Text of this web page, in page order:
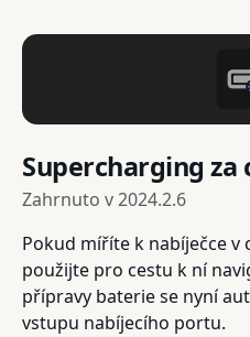
Supercharging za
Zahrnuto v2024.2.6
Pokud míříte k nabíječce v
použijte pro cestu k ní
přípravy baterie se nyní
vstupu nabíjecího portu.